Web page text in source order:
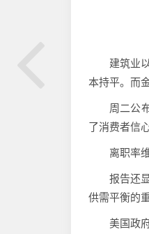
建筑业以
本持平。而
周二公布
了消费者信
离职率维
报告还显
供需平衡的
美国政府